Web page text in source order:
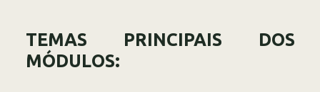
TEMAS PRINCIPAIS DOS
MÓDULOS: